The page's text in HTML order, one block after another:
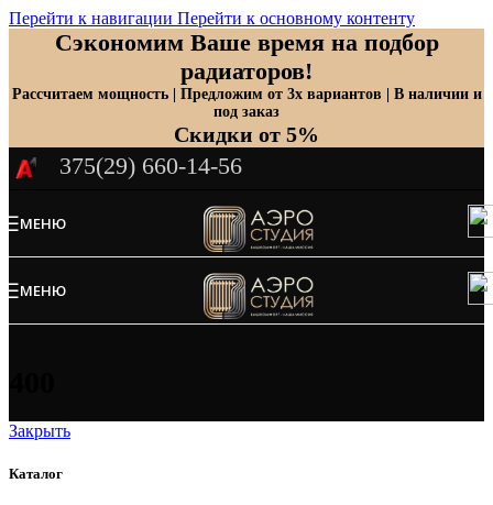
Перейти к навигации Перейти к основному контенту
Сэкономим Ваше время на подбор
радиаторов!
Рассчитаем мощность | Предложим от 3х вариантов | В наличии и
под заказ
Скидки от 5%
375(29) 660-14-56
МЕНЮ
МЕНЮ
Закрыть
Каталог